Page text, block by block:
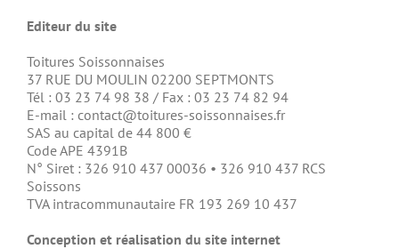
Editeur du site
Toitures Soissonnaises
37 RUE DU MOULIN 02200 SEPTMONTS
Tél : 03 23 74 98 38 / Fax : 03 23 74 82 94
E-mail : contact@toitures-soissonnaises.fr
SAS au capital de 44 800 €
Code APE 4391B
N° Siret : 326 910 437 00036 • 326 910 437 RCS
Soissons
TVA intracommunautaire FR 193 269 10 437
Conception et réalisation du site internet